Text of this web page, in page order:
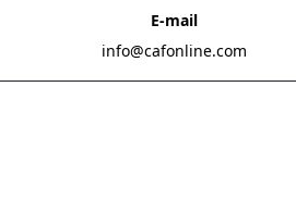
E-mail
info@cafonline.com